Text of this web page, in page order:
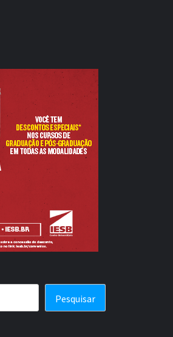
Pesquisar